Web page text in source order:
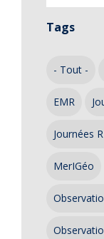
Tags
- Tout -
EMR
Journées
MerIGéo